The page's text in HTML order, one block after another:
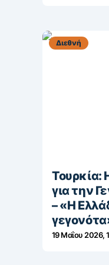
Διεθνή
Τουρκία:
για την
– «Η
19 Μαΐου 2026,